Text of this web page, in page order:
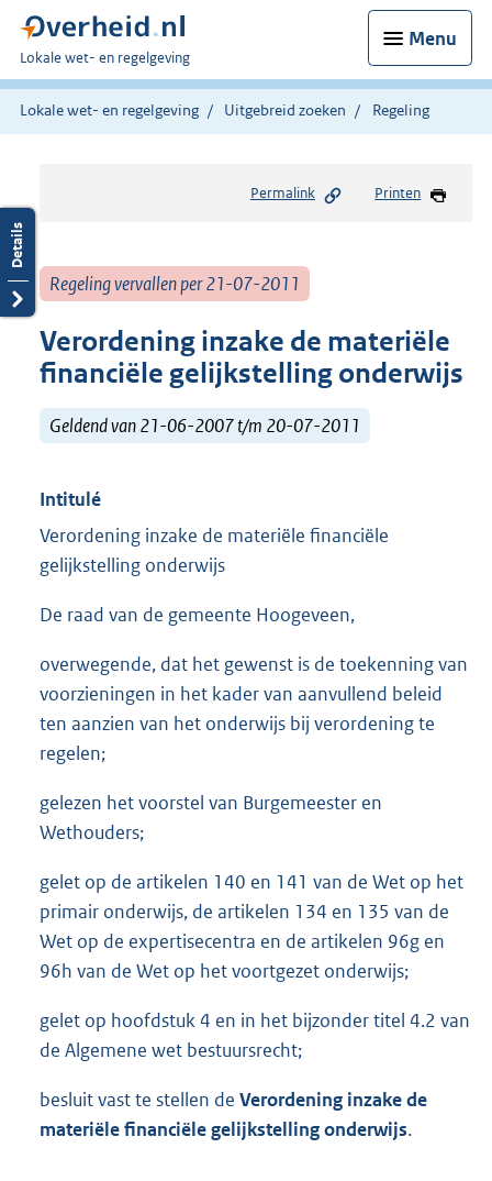
Menu
U
bent
hier:
Lokale wet- en regelgeving
Lokale wet- en regelgeving Uitgebreid zoeken Regeling
Permalink Printen
Regeling vervallen per 21-07-2011
Verordening inzake de materiële
financiële gelijkstelling onderwijs
Geldend van 21-06-2007 t/m 20-07-2011
Intitulé
Verordening inzake de materiële financiële
gelijkstelling onderwijs
De raad van de gemeente Hoogeveen,
overwegende, dat het gewenst is de toekenning van
voorzieningen in het kader van aanvullend beleid
ten aanzien van het onderwijs bij verordening te
regelen;
gelezen het voorstel van Burgemeester en
Wethouders;
gelet op de artikelen 140 en 141 van de Wet op het
primair onderwijs, de artikelen 134 en 135 van de
Wet op de expertisecentra en de artikelen 96g en
96h van de Wet op het voortgezet onderwijs;
gelet op hoofdstuk 4 en in het bijzonder titel 4.2 van
de Algemene wet bestuursrecht;
besluit vast te stellen de Verordening inzake de
materiële financiële gelijkstelling onderwijs.